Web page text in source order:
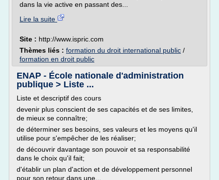
dans la vie active en passant des...
Lire la suite
Site : http://www.ispric.com
Thèmes liés : formation du droit international public /
formation en droit public
ENAP - École nationale d'administration
publique > Liste ...
Liste et descriptif des cours
devenir plus conscient de ses capacités et de ses limites,
de mieux se connaître;
de déterminer ses besoins, ses valeurs et les moyens qu'il
utilise pour s'empêcher de les réaliser;
de découvrir davantage son pouvoir et sa responsabilité
dans le choix qu'il fait;
d'établir un plan d'action et de développement personnel
pour son retour dans une...